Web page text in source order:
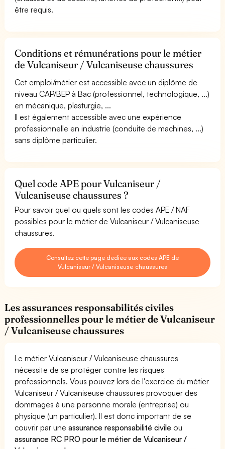
être requis.
Conditions et rémunérations pour le métier
de Vulcaniseur / Vulcaniseuse chaussures
Cet emploi/métier est accessible avec un diplôme de
niveau CAP/BEP à Bac (professionnel, technologique, ...)
en mécanique, plasturgie, ...
Il est également accessible avec une expérience
professionnelle en industrie (conduite de machines, ...)
sans diplôme particulier.
Quel code APE pour Vulcaniseur /
Vulcaniseuse chaussures ?
Pour savoir quel ou quels sont les codes APE / NAF
possibles pour le métier de Vulcaniseur / Vulcaniseuse
chaussures.
Consultez cette page dédiée aux codes APE de
Vulcaniseur / Vulcaniseuse chaussures
Les assurances responsabilités civiles
professionnelles pour le métier de Vulcaniseur
/ Vulcaniseuse chaussures
Le métier Vulcaniseur / Vulcaniseuse chaussures
nécessite de se protéger contre les risques
professionnels. Vous pouvez lors de l'exercice du métier
Vulcaniseur / Vulcaniseuse chaussures provoquer des
dommages à une personne morale (entreprise) ou
physique (un particulier). Il est donc important de se
couvrir par uneassurance responsabilité civile ou
assurance RC PRO pour le métier de Vulcaniseur /